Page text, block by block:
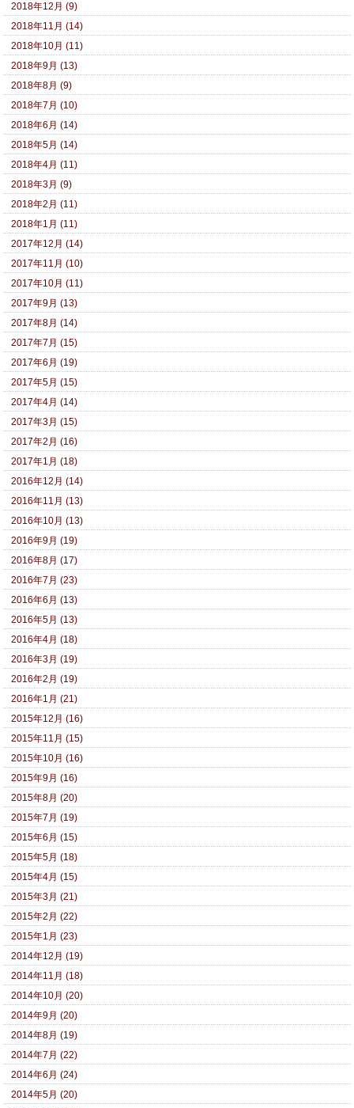
2018年12月 (9)
2018年11月 (14)
2018年10月 (11)
2018年9月 (13)
2018年8月 (9)
2018年7月 (10)
2018年6月 (14)
2018年5月 (14)
2018年4月 (11)
2018年3月 (9)
2018年2月 (11)
2018年1月 (11)
2017年12月 (14)
2017年11月 (10)
2017年10月 (11)
2017年9月 (13)
2017年8月 (14)
2017年7月 (15)
2017年6月 (19)
2017年5月 (15)
2017年4月 (14)
2017年3月 (15)
2017年2月 (16)
2017年1月 (18)
2016年12月 (14)
2016年11月 (13)
2016年10月 (13)
2016年9月 (19)
2016年8月 (17)
2016年7月 (23)
2016年6月 (13)
2016年5月 (13)
2016年4月 (18)
2016年3月 (19)
2016年2月 (19)
2016年1月 (21)
2015年12月 (16)
2015年11月 (15)
2015年10月 (16)
2015年9月 (16)
2015年8月 (20)
2015年7月 (19)
2015年6月 (15)
2015年5月 (18)
2015年4月 (15)
2015年3月 (21)
2015年2月 (22)
2015年1月 (23)
2014年12月 (19)
2014年11月 (18)
2014年10月 (20)
2014年9月 (20)
2014年8月 (19)
2014年7月 (22)
2014年6月 (24)
2014年5月 (20)